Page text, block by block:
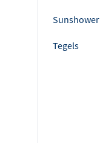
Sunshower
Tegels